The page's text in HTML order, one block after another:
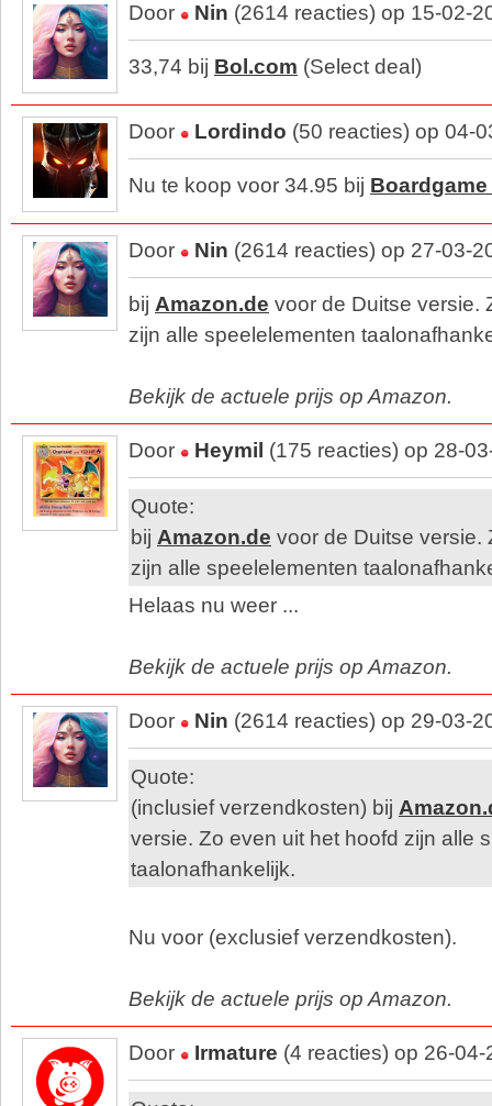
Door Nin (2614 reacties) op 15-02-
33,74 bij Bol.com (Select deal)
Door Lordindo (50 reacties) op 04-
Nu te koop voor 34.95 bij
Door Nin (2614 reacties) op 27-03-
bij Amazon.de voor de Duitse versie.
zijn alle speelelementen
Bekijk de actuele prijs op Amazon.
Door Heymil (175 reacties) op 28-
Quote:
bij Amazon.de voor de Duitse versie.
zijn alle speelelementen
Helaas nu weer ...
Bekijk de actuele prijs op Amazon.
Door Nin (2614 reacties) op 29-03-
Quote:
(inclusief verzendkosten) bij
versie. Zo even uit het hoofd zijn alle
taalonafhankelijk.
Nu voor (exclusief verzendkosten).
Bekijk de actuele prijs op Amazon.
Door Irmature (4 reacties) op 26-